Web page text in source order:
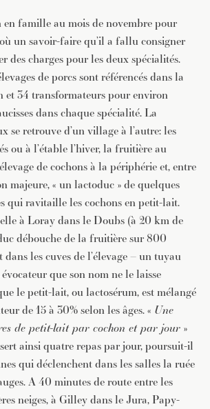
famille au mois de novembre pour
un savoir-faire qu’il a fallu consigner
des charges pour les deux spécialités.
de porcs sont référencés dans la
34 transformateurs pour environ
dans chaque spécialité. La
se retrouve d’un village à l’autre: les
ou à l’étable l’hiver, la fruitière au
de cochons à la périphérie et, entre
majeure, « un lactoduc » de quelques
qui ravitaille les cochons en petit-lait.
à Loray dans le Doubs (à 20 km de
débouche de la fruitière sur 800
les cuves de l’élevage – un tuyau
que son nom ne le laisse
le petit-lait, ou lactosérum, est mélangé
de 15 à 30% selon les âges. « Une
de petit-lait par cochon et par jour »
ainsi quatre repas par jour, poursuit-il
qui déclenchent dans les salles la ruée
A 40 minutes de route entre les
neiges, à Gilley dans le Jura, Papy-